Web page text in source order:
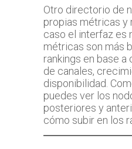
Otro directorio de
propias métricas y
caso el interfaz es
métricas son más
rankings en base a
de canales,
disponibilidad.
puedes ver los
posteriores y
cómo subir en los